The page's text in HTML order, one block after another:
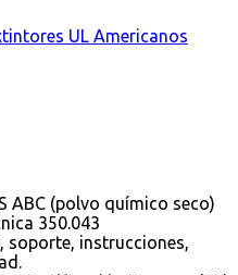
UL Americanos
ABC (polvo químico seco)
350.043
soporte, instrucciones,